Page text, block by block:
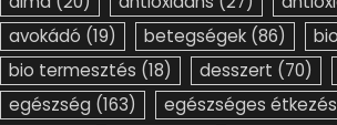
avokádó (19) betegségek (86) bio
bio termesztés (18) desszert (70)
egészség (163) egészséges étkezés